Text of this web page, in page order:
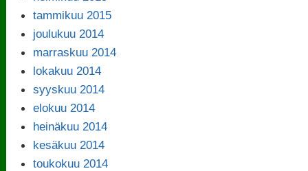
tammikuu 2015
joulukuu 2014
marraskuu 2014
lokakuu 2014
syyskuu 2014
elokuu 2014
heinäkuu 2014
kesäkuu 2014
toukokuu 2014